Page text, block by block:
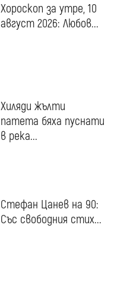
Хороскоп за утре, 10
август 2026: Любов...
Хиляди жълти
патета бяха пуснати
в река...
Стефан Цанев на 90:
Със свободния стих...